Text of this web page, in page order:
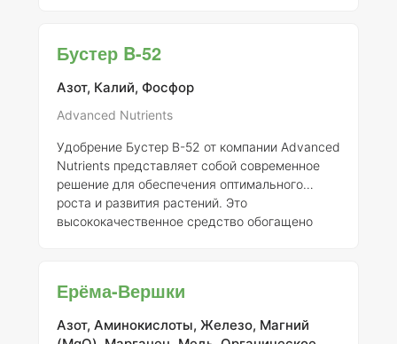
включает специфичную аминограмму,
фульвокислот, обладающих
комплексообразующим действием, и других
органический азот, природные
биостимуляторы, такие как бетаины, аук
Бустер B-52
Азот, Калий, Фосфор
Advanced Nutrients
Удобрение Бустер B-52 от компании Advanced
Nutrients представляет собой современное
решение для обеспечения оптимального
роста и развития растений. Это
высококачественное средство обогащено
Разработанное ведущими специалистами в
строгие стандарты качества и безопасности.
Ерёма-Вершки
Азот, Аминокислоты, Железо, Магний